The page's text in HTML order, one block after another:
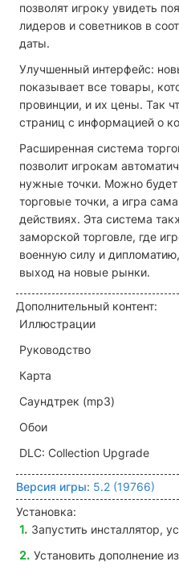
позволят игроку увидеть
лидеров и советников в
даты.
Улучшенный интерфейс:
показывает все товары,
провинции, и их цены. Так
страниц с информацией о
Расширенная система
позволит игрокам
нужные точки. Можно
торговые точки, а игра
действиях. Эта система
заморской торговле, где
военную силу и
выход на новые рынки.
Дополнительный контент:
Иллюстрации
Руководство
Карта
Саундтрек (mp3)
Обои
DLC: Collection Upgrade
Версия игры: 5.2 (19766)
Установка:
Запустить инсталлятор,
Установить дополнение